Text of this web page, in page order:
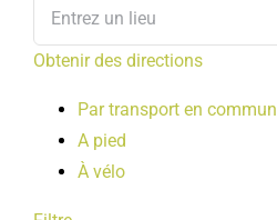
Obtenir des directions
Par transport en commun
A pied
À vélo